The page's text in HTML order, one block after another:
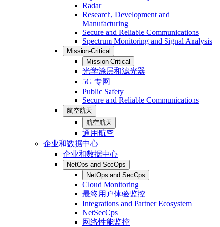
Radar
Research, Development and
Manufacturing
Secure and Reliable Communications
Spectrum Monitoring and Signal Analysis
Mission-Critical
Mission-Critical
光学涂层和滤光器
5G 专网
Public Safety
Secure and Reliable Communications
航空航天
航空航天
通用航空
企业和数据中心
企业和数据中心
NetOps and SecOps
NetOps and SecOps
Cloud Monitoring
最终用户体验监控
Integrations and Partner Ecosystem
NetSecOps
网络性能监控